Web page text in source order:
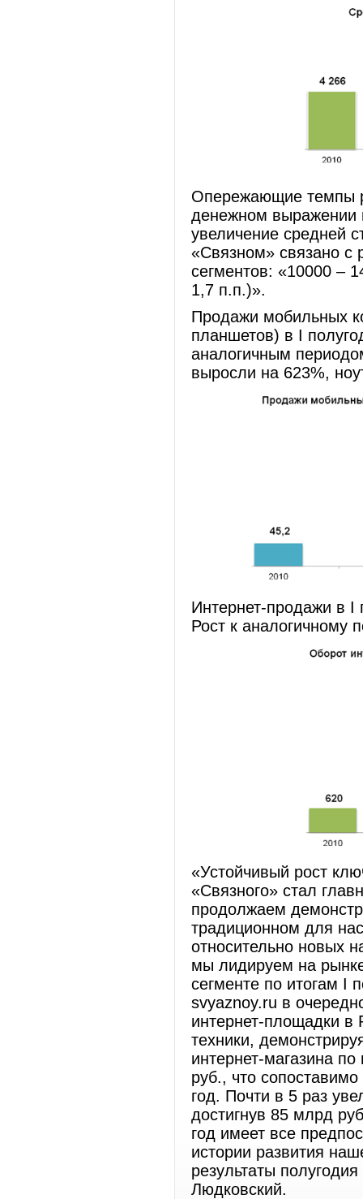
Опережающие темпы
денежном выражении
увеличение средней
«Связном» связано с
сегментов: «10000 –
1,7 п.п.)».
Продажи мобильных
планшетов) в I
аналогичным
выросли на 623%,
Интернет-продажи в I
Рост к аналогичному
«Устойчивый рост
«Связного» стал
продолжаем
традиционном для
относительно новых
мы лидируем на
сегменте по итогам I
svyaznoy.ru в
интернет-площадки в
техники,
интернет-магазина
руб., что
год. Почти в 5 раз
достигнув 85 млрд
год имеет все
истории развития
результаты
Людковский.